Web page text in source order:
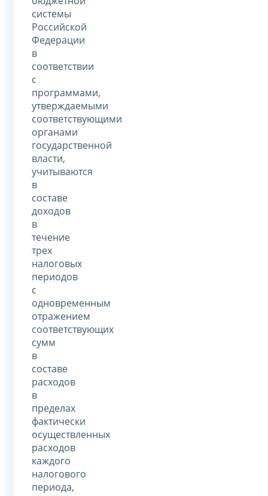
системы
Российской
Федерации
в
соответствии
с
программами,
утверждаемыми
соответствующими
органами
государственной
власти,
учитываются
в
составе
доходов
в
течение
трех
налоговых
периодов
с
одновременным
отражением
соответствующих
сумм
в
составе
расходов
в
пределах
фактически
осуществленных
расходов
каждого
налогового
периода,